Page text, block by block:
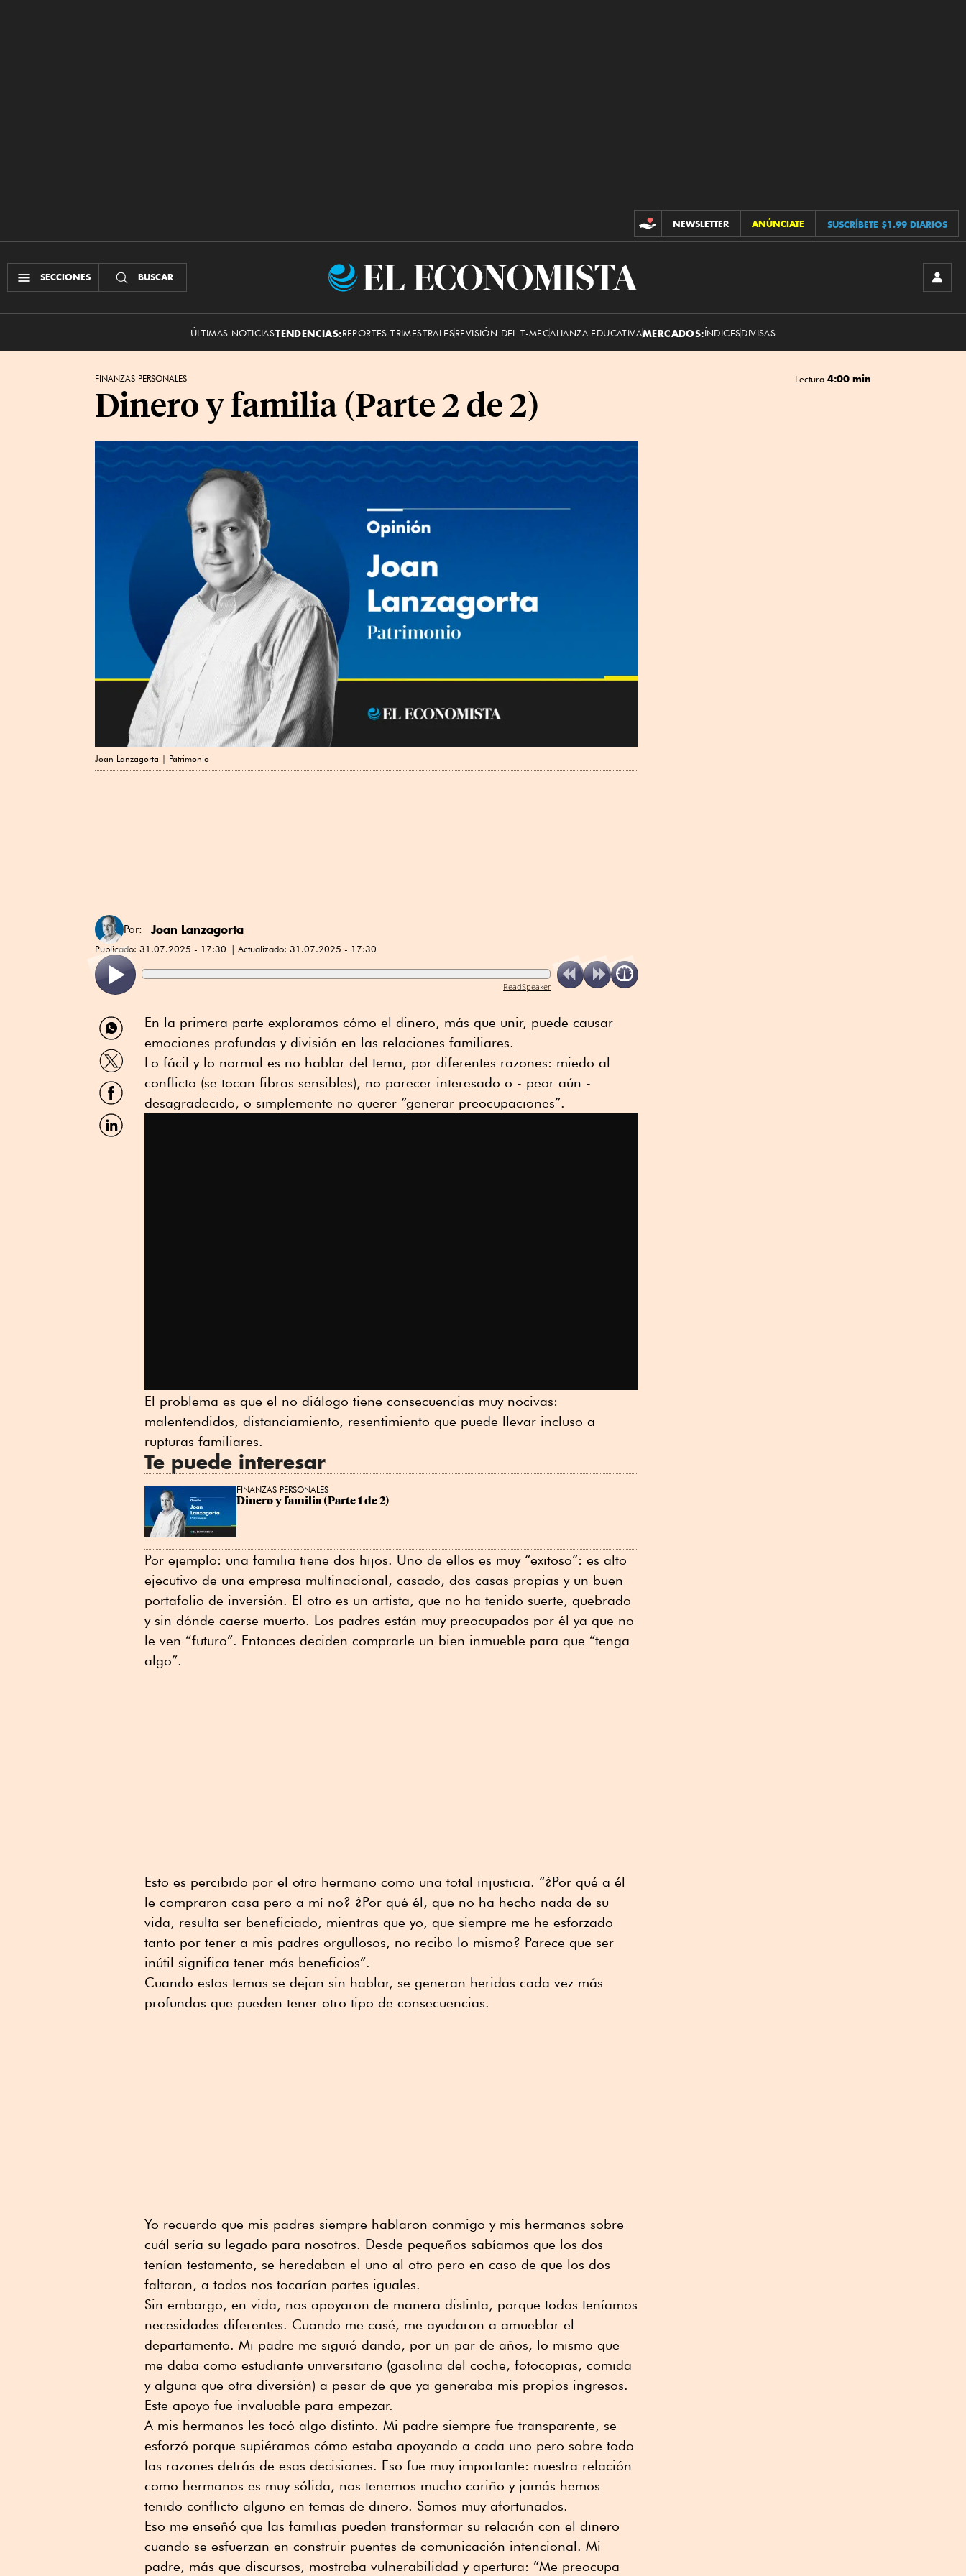
CONTRIBUCIONES
NEWSLETTER ANÚNCIATE SUSCRÍBETE $1.99 DIARIOS
SECCIONES BUSCAR
El
ÚLTIMAS NOTICIASTENDENCIAS:REPORTES TRIMESTRALESREVISIÓN DEL T-MECALIANZA EDUCATIVAMERCADOS:ÍNDICESDIVISAS
FINANZAS PERSONALES Lectura 4:00 min
Dinero y familia (Parte 2 de 2)
Joan Lanzagorta | Patrimonio
Por: Joan Lanzagorta
Publicado: 31.07.2025 - 17:30 Actualizado: 31.07.2025 - 17:30
ReadSpeaker
Compartir
por
WhatsApp
Compartir
por
Twitter
Compartir
por
Facebook
Compartir
por
En la primera parte exploramos cómo el dinero, más que unir, puede causar
emociones profundas y división en las relaciones familiares.
Lo fácil y lo normal es no hablar del tema, por diferentes razones: miedo al
conflicto (se tocan fibras sensibles), no parecer interesado o - peor aún -
desagradecido, o simplemente no querer “generar preocupaciones”.
El problema es que el no diálogo tiene consecuencias muy nocivas:
malentendidos, distanciamiento, resentimiento que puede llevar incluso a
rupturas familiares.
Te puede interesar
FINANZAS PERSONALES
Dinero y familia (Parte 1 de 2)
Por ejemplo: una familia tiene dos hijos. Uno de ellos es muy “exitoso”: es alto
ejecutivo de una empresa multinacional, casado, dos casas propias y un buen
portafolio de inversión. El otro es un artista, que no ha tenido suerte, quebrado
y sin dónde caerse muerto. Los padres están muy preocupados por él ya que no
le ven “futuro”. Entonces deciden comprarle un bien inmueble para que “tenga
algo”.
Esto es percibido por el otro hermano como una total injusticia. “¿Por qué a él
le compraron casa pero a mí no? ¿Por qué él, que no ha hecho nada de su
vida, resulta ser beneficiado, mientras que yo, que siempre me he esforzado
tanto por tener a mis padres orgullosos, no recibo lo mismo? Parece que ser
inútil significa tener más beneficios”.
Cuando estos temas se dejan sin hablar, se generan heridas cada vez más
profundas que pueden tener otro tipo de consecuencias.
Yo recuerdo que mis padres siempre hablaron conmigo y mis hermanos sobre
cuál sería su legado para nosotros. Desde pequeños sabíamos que los dos
tenían testamento, se heredaban el uno al otro pero en caso de que los dos
faltaran, a todos nos tocarían partes iguales.
Sin embargo, en vida, nos apoyaron de manera distinta, porque todos teníamos
necesidades diferentes. Cuando me casé, me ayudaron a amueblar el
departamento. Mi padre me siguió dando, por un par de años, lo mismo que
me daba como estudiante universitario (gasolina del coche, fotocopias, comida
y alguna que otra diversión) a pesar de que ya generaba mis propios ingresos.
Este apoyo fue invaluable para empezar.
A mis hermanos les tocó algo distinto. Mi padre siempre fue transparente, se
esforzó porque supiéramos cómo estaba apoyando a cada uno pero sobre todo
las razones detrás de esas decisiones. Eso fue muy importante: nuestra relación
como hermanos es muy sólida, nos tenemos mucho cariño y jamás hemos
tenido conflicto alguno en temas de dinero. Somos muy afortunados.
Eso me enseñó que las familias pueden transformar su relación con el dinero
cuando se esfuerzan en construir puentes de comunicación intencional. Mi
padre, más que discursos, mostraba vulnerabilidad y apertura: “Me preocupa